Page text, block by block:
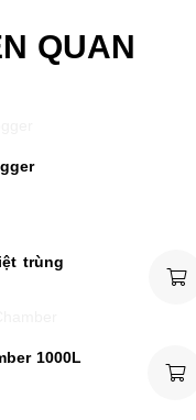
QUAN
trùng
1000L